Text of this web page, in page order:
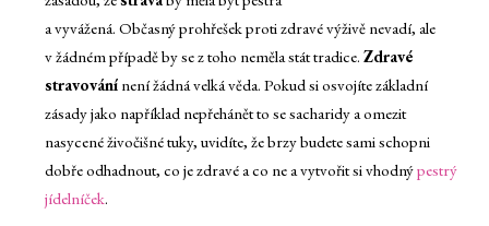
a vyvážená. Občasný prohřešek proti zdravé výživě nevadí, ale
v žádném případě by se z toho neměla stát tradice. Zdravé
stravování není žádná velká věda. Pokud si osvojíte základní
zásady jako například nepřehánět to se sacharidy a omezit
nasycené živočišné tuky, uvidíte, že brzy budete sami schopni
dobře odhadnout, co je zdravé a co ne a vytvořit si vhodnýpestrý
jídelníček.